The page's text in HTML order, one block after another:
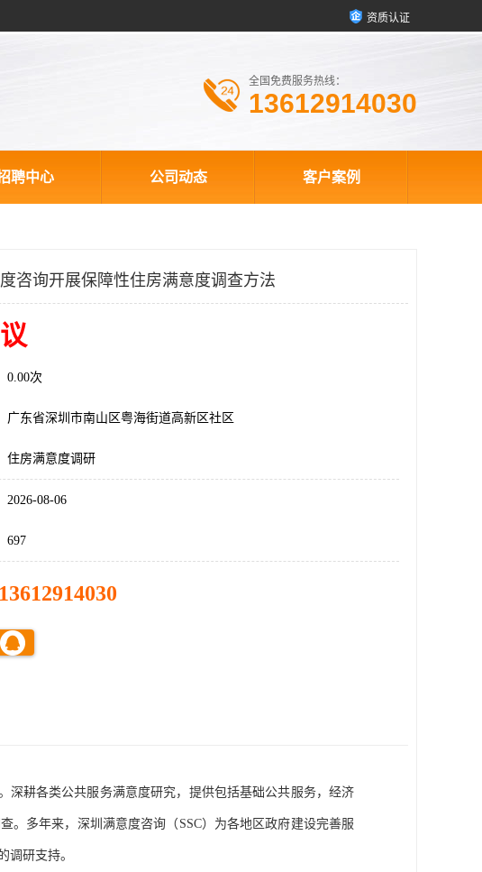
资质认证
全国免费服务热线：
13612914030
聘中心 公司动态 客户案例
咨询开展保障性住房满意度调查方法
0.00次
广东省深圳市南山区粤海街道高新区社区
住房满意度调研
2026-08-06
697
13612914030
深耕各类公共服务满意度研究，提供包括基础公共服务，经济
。多年来，深圳满意度咨询（ SSC）为各地区政府建设完善服
调研支持。